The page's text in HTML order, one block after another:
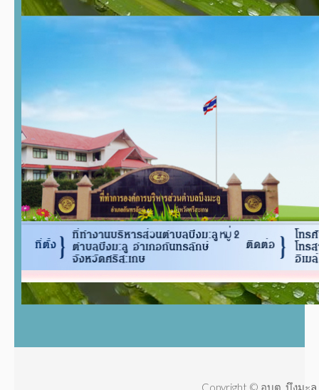
Copyright © อบต. บึงมะ